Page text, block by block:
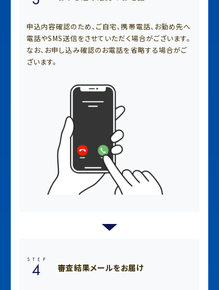
申込内容確認のため、ご自宅、携帯電話、お勤め先へ
電話やSMS送信をさせていただく場合がございます。
なお、お申し込み確認のお電話を省略する場合がご
ざいます。
審査結果メールをお届け